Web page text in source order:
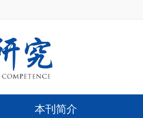
本刊简介